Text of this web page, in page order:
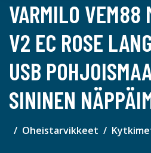
VARMILO VEM88
V2 EC ROSE
USB
SININEN
Oheistarvikkeet